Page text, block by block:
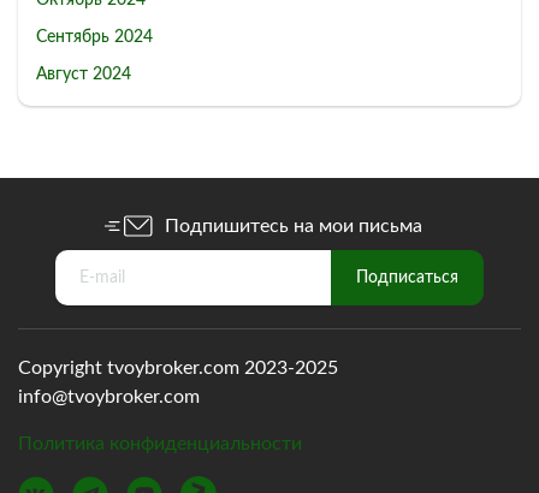
Сентябрь 2024
Август 2024
Подпишитесь на мои письма
Copyright tvoybroker.com 2023-2025
info@tvoybroker.com
Политика конфиденциальности